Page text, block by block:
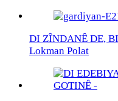
DI ZÎNDANÊ DE,
Lokman Polat